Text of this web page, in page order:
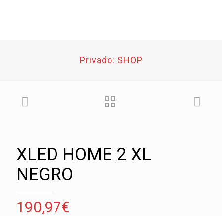
Privado: SHOP
XLED HOME 2 XL
NEGRO
190,97€